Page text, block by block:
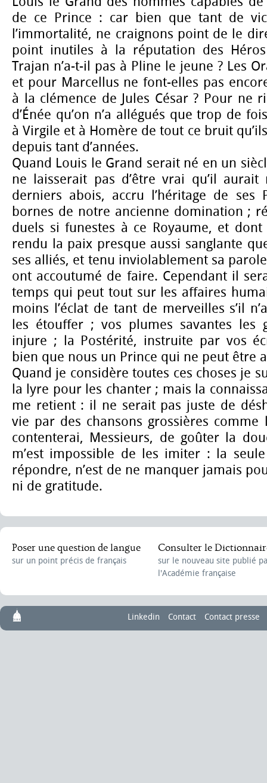
de ce Prince : car bien que tant de
l’immortalité, ne craignons point de le
point inutiles à la réputation des
Trajan n’a-t-il pas à Pline le jeune ? Les
et pour Marcellus ne font-elles pas
à la clémence de Jules César ? Pour ne
d’Énée qu’on n’a allégués que trop de
à Virgile et à Homère de tout ce bruit
depuis tant d’années.
Quand Louis le Grand serait né en un
ne laisserait pas d’être vrai qu’il aurait
derniers abois, accru l’héritage de ses
bornes de notre ancienne domination ;
duels si funestes à ce Royaume, et
rendu la paix presque aussi sanglante
ses alliés, et tenu inviolablement sa
ont accoutumé de faire. Cependant il
temps qui peut tout sur les affaires
moins l’éclat de tant de merveilles s’il
les étouffer ; vos plumes savantes les
injure ; la Postérité, instruite par vos
bien que nous un Prince qui ne peut être
Quand je considère toutes ces choses je
la lyre pour les chanter ; mais la
me retient : il ne serait pas juste de
vie par des chansons grossières
contenterai, Messieurs, de goûter la
m’est impossible de les imiter : la
répondre, n’est de ne manquer jamais
ni de gratitude.
Poser une question de langue
sur un point précis de français
Consulter le
sur le nouveau site publié
l'Académie française
Linkedin Contact Contact presse